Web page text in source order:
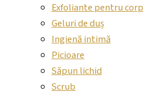
Exfoliante pentru corp
Geluri de duș
Ingienă intimă
Picioare
Săpun lichid
Scrub